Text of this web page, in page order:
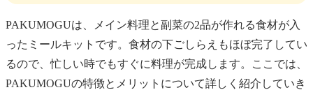
PAKUMOGUは、メイン料理と副菜の2品が作れる食材が入
ったミールキットです。食材の下ごしらえもほぼ完了してい
るので、忙しい時でもすぐに料理が完成します。ここでは、
PAKUMOGUの特徴とメリットについて詳しく紹介していき